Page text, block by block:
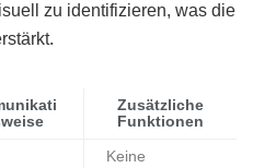
zu identifizieren, was die
Zusätzliche
Funktionen
Keine